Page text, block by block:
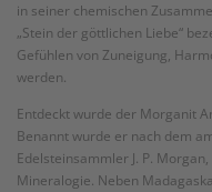
in seiner chemischen
„Stein der göttlichen Liebe“
Gefühlen von Zuneigung,
werden.
Entdeckt wurde der Morganit
Benannt wurde er nach dem
Edelsteinsammler J. P.
Mineralogie. Neben